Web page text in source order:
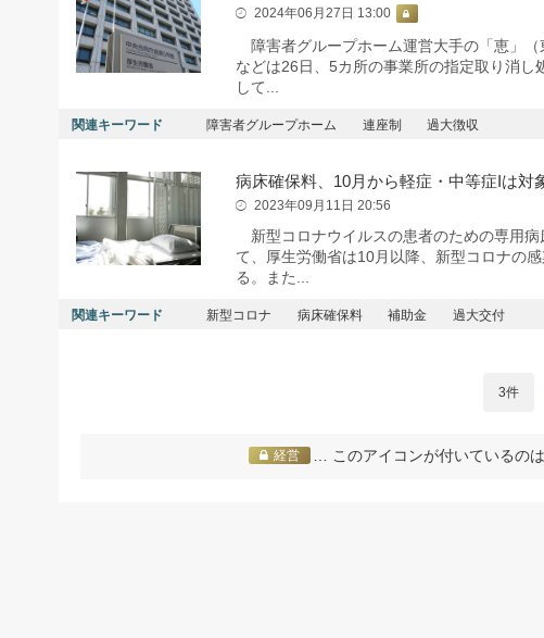
2024年06月27日 13:00
障害者グループホーム運営大手の「恵」
などは26日、5カ所の事業所の指定取り消
して...
関連キーワード 障害者グループホーム 連座制 過大徴収
病床確保料、10月から軽症・中等症Iは対
2023年09月11日 20:56
新型コロナウイルスの患者のための専用
て、厚生労働省は10月以降、新型コロナの
る。また...
関連キーワード 新型コロナ 病床確保料 補助金 過大交付
3件
経営 … このアイコンが付いているの